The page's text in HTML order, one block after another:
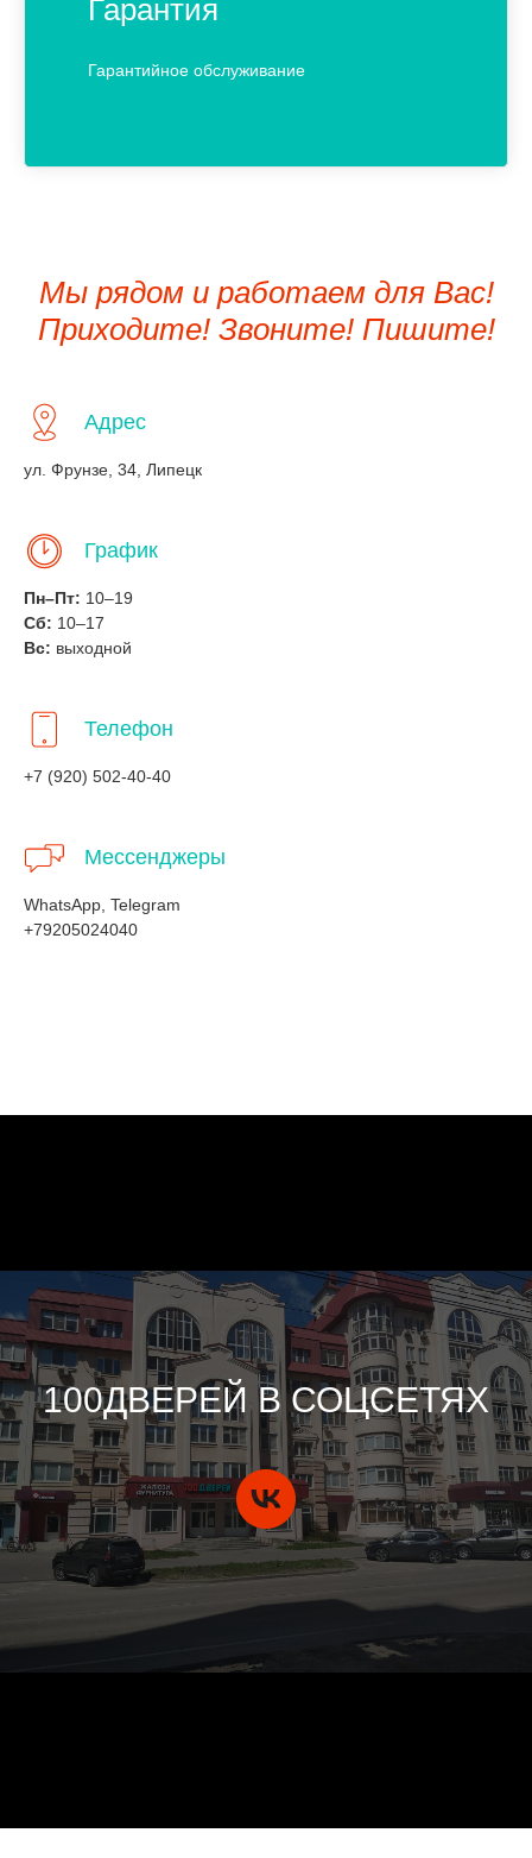
Гарантия
Гарантийное обслуживание
Мы рядом и работаем для Вас!
Приходите! Звоните! Пишите!
Адрес
ул. Фрунзе, 34, Липецк
График
Пн–Пт: 10–19
Сб: 10–17
Вс: выходной
Телефон
+7 (920) 502-40-40
Мессенджеры
WhatsApp, Telegram
+79205024040
100ДВЕРЕЙ В СОЦСЕТЯХ